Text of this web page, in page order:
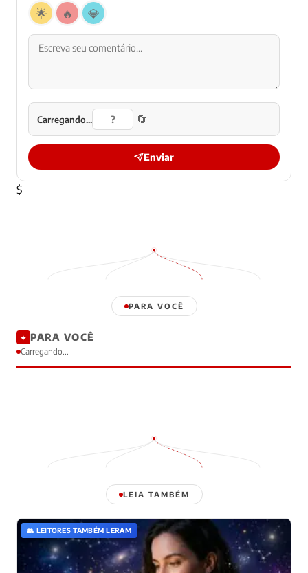
🌟 🔥 💎
Carregando... 🔄
Enviar
$
PARA VOCÊ
✦ PARA VOCÊ
Carregando...
LEIA TAMBÉM
👥 LEITORES TAMBÉM LERAM